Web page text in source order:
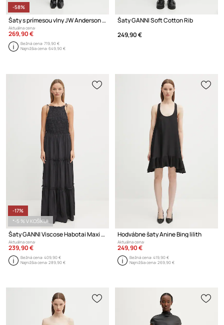
-58%
Šaty s prímesou vlny JW Anderson Tie Detail Sleeveless
Aktuálna cena:
269,90 €
Bežná cena:719,90 €
Najnižšia cena:649,90 €
Šaty GANNI Soft Cotton Rib
249,90 €
-17%
*-5 % V KOŠÍKU!
Šaty GANNI Viscose Habotai Maxi Smock Slip
Aktuálna cena:
239,90 €
Bežná cena:409,90 €
Najnižšia cena:289,90 €
Hodvábne šaty Anine Bing lilith
Aktuálna cena:
249,90 €
Bežná cena:419,90 €
Najnižšia cena:269,90 €